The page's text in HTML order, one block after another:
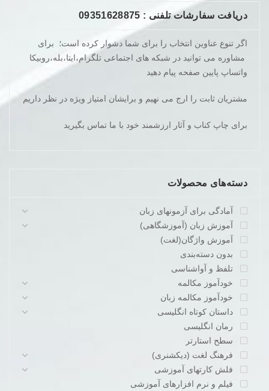
دریافت سفارشات تلفنی : 09351628875
اگر تنوع عناوین انتخاب را برای شما دشوار کرده است؛ برای
مشاوره می توانید در شبکه های اجتماعی تلگرام،ایتا،بله،روبیکا
واتساپ پایین صفحه پیام دهید
مشتریان ثابت را ارج می نهیم و برایشان امتیاز ویژه در نظر داریم
برای چاپ کناب و آثار ارزشمند خود با ما تماس بگیرید
دسته‌های محصولات
آمادگی برای آزمونهای زبان
آموزش زبان (آموزشگاهی)
آموزش واژگان(لغت)
بدون دسته‌بندی
تلفظ و آواشناسی
خودآموز مکالمه
خودآموز مکالمه زبان
داستان کوتاه انگلیسی
رمان انگلیسی
سطح استارتر
فرهنگ لغت (دیکشنری)
فلش کارتهای آموزشی
فیلم و نرم افزارهای آموزشی